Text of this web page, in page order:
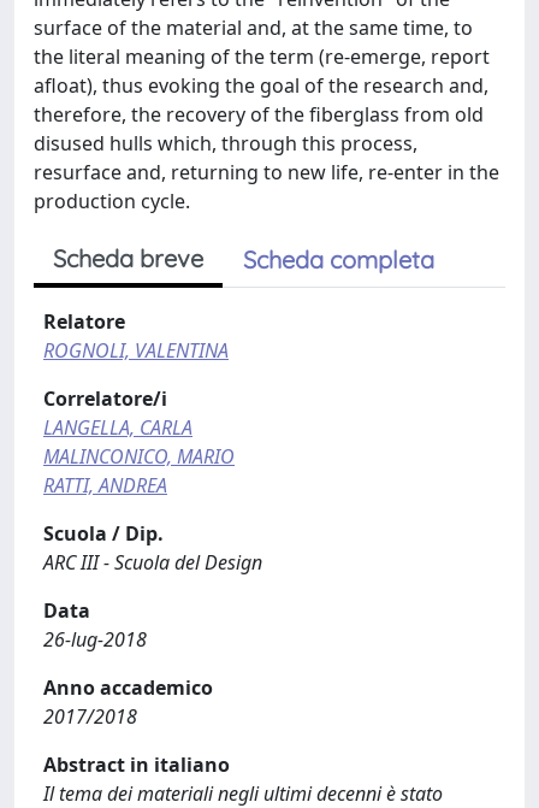
surface of the material and, at the same time, to
the literal meaning of the term (re-emerge, report
afloat), thus evoking the goal of the research and,
therefore, the recovery of the fiberglass from old
disused hulls which, through this process,
resurface and, returning to new life, re-enter in the
production cycle.
Scheda breve Scheda completa
Relatore
ROGNOLI, VALENTINA
Correlatore/i
LANGELLA, CARLA
MALINCONICO, MARIO
RATTI, ANDREA
Scuola / Dip.
ARC III - Scuola del Design
Data
26-lug-2018
Anno accademico
2017/2018
Abstract in italiano
Il tema dei materiali negli ultimi decenni è stato